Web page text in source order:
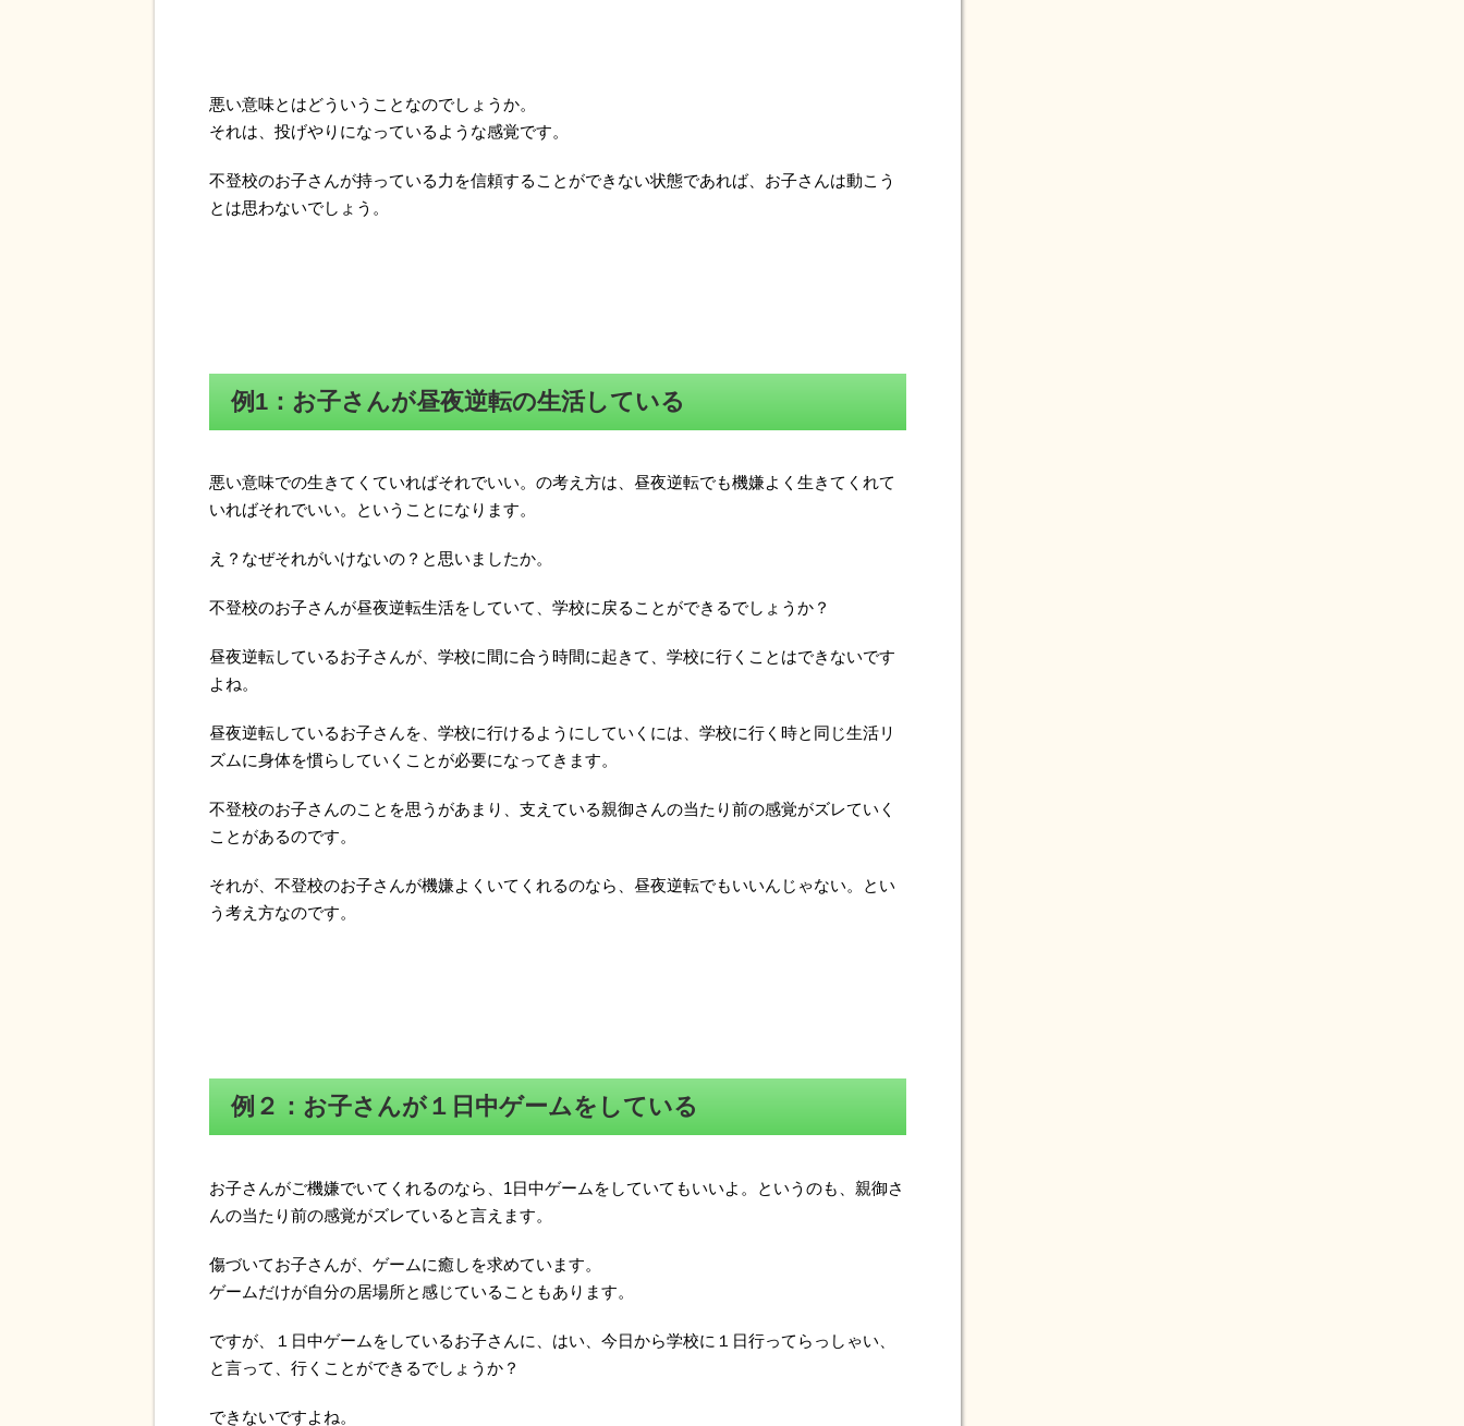
悪い意味とはどういうことなのでしょうか。
それは、投げやりになっているような感覚です。
不登校のお子さんが持っている力を信頼することができない状態であれば、お子さんは動こう
とは思わないでしょう。
例1：お子さんが昼夜逆転の生活している
悪い意味での生きてくていればそれでいい。の考え方は、昼夜逆転でも機嫌よく生きてくれて
いればそれでいい。ということになります。
え？なぜそれがいけないの？と思いましたか。
不登校のお子さんが昼夜逆転生活をしていて、学校に戻ることができるでしょうか？
昼夜逆転しているお子さんが、学校に間に合う時間に起きて、学校に行くことはできないです
よね。
昼夜逆転しているお子さんを、学校に行けるようにしていくには、学校に行く時と同じ生活リ
ズムに身体を慣らしていくことが必要になってきます。
不登校のお子さんのことを思うがあまり、支えている親御さんの当たり前の感覚がズレていく
ことがあるのです。
それが、不登校のお子さんが機嫌よくいてくれるのなら、昼夜逆転でもいいんじゃない。とい
う考え方なのです。
例２：お子さんが１日中ゲームをしている
お子さんがご機嫌でいてくれるのなら、1日中ゲームをしていてもいいよ。というのも、親御さ
んの当たり前の感覚がズレていると言えます。
傷づいてお子さんが、ゲームに癒しを求めています。
ゲームだけが自分の居場所と感じていることもあります。
ですが、１日中ゲームをしているお子さんに、はい、今日から学校に１日行ってらっしゃい、
と言って、行くことができるでしょうか？
できないですよね。